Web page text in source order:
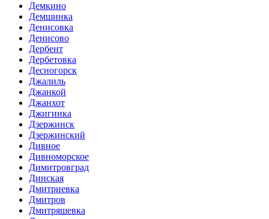
Демкино
Демшинка
Денисовка
Денисово
Дербент
Дербетовка
Десногорск
Джалиль
Джанкой
Джанхот
Джигинка
Дзержинск
Дзержинский
Дивное
Дивноморское
Димитровград
Динская
Дмитриевка
Дмитров
Дмитряшевка